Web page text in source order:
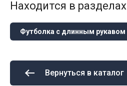
Находится в разделах
Футболка с длинным рукавом
Вернуться в каталог